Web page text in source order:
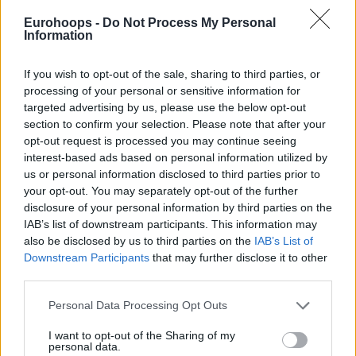
Eurohoops - Do Not Process My Personal
Information
If you wish to opt-out of the sale, sharing to third parties, or
processing of your personal or sensitive information for
targeted advertising by us, please use the below opt-out
section to confirm your selection. Please note that after your
opt-out request is processed you may continue seeing
interest-based ads based on personal information utilized by
us or personal information disclosed to third parties prior to
your opt-out. You may separately opt-out of the further
disclosure of your personal information by third parties on the
IAB’s list of downstream participants. This information may
also be disclosed by us to third parties on the IAB’s List of
Downstream Participants that may further disclose it to other
Please note that this website/app uses one or more Google
not limited to your visit or usage behaviour. You may click to
grant or deny consent to Google and its third-party tags to
Personal Data Processing Opt Outs
I want to opt-out of the Sharing of my
personal data.